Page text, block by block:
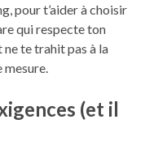
pour t’aider à choisir
qui respecte ton
te trahit pas à la
(et il